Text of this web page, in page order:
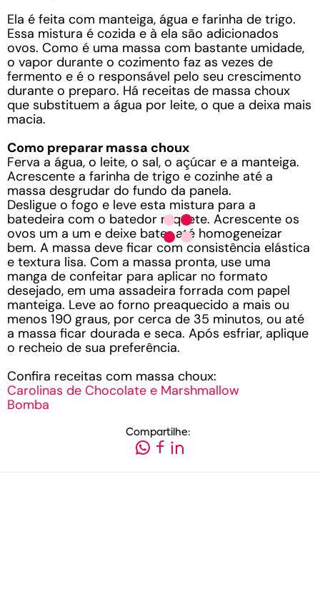
Ela é feita com manteiga, água e farinha de trigo.
Essa mistura é cozida e à ela são adicionados
ovos. Como é uma massa com bastante umidade,
o vapor durante o cozimento faz as vezes de
fermento e é o responsável pelo seu crescimento
durante o preparo. Há receitas de massa choux
que substituem a água por leite, o que a deixa mais
macia.
Como preparar massa choux
Ferva a água, o leite, o sal, o açúcar e a manteiga.
Acrescente a farinha de trigo e cozinhe até a
massa desgrudar do fundo da panela.
Desligue o fogo e leve esta mistura para a
batedeira com o batedor raquete. Acrescente os
ovos um a um e deixe bater até homogeneizar
bem. A massa deve ficar com consistência elástica
e textura lisa. Com a massa pronta, use uma
manga de confeitar para aplicar no formato
desejado, em uma assadeira forrada com papel
manteiga. Leve ao forno preaquecido a mais ou
menos 190 graus, por cerca de 35 minutos, ou até
a massa ficar dourada e seca. Após esfriar, aplique
o recheio de sua preferência.
Confira receitas com massa choux:
Carolinas de Chocolate e Marshmallow
Bomba
Compartilhe: